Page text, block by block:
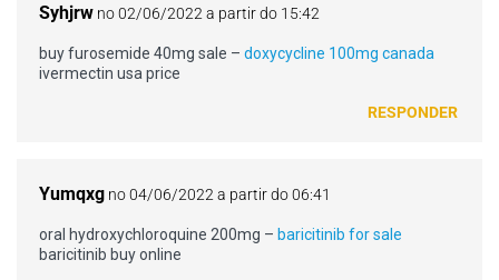
Syhjrw no 02/06/2022 a partir do 15:42
buy furosemide 40mg sale – doxycycline 100mg canada
ivermectin usa price
RESPONDER
Yumqxg no 04/06/2022 a partir do 06:41
oral hydroxychloroquine 200mg – baricitinib for sale
baricitinib buy online